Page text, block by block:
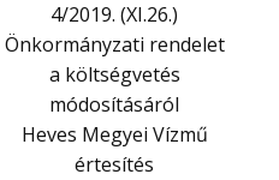
4/2019. (XI.26.)
Önkormányzati rendelet
a költségvetés
módosításáról
Heves Megyei Vízmű
értesítés